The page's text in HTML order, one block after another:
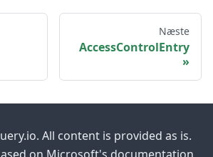
Næste
AccessControlEntry
All content is provided as is.